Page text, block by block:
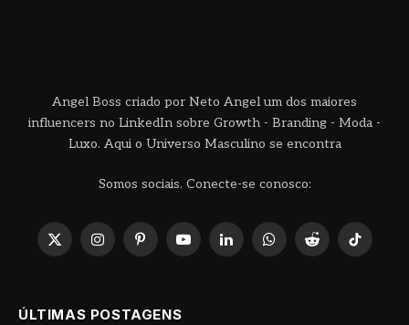
Angel Boss criado por Neto Angel um dos maiores
influencers no LinkedIn sobre Growth - Branding - Moda -
Luxo. Aqui o Universo Masculino se encontra
Somos sociais. Conecte-se conosco:
X
InstagramPinterestYouTubeLinkedInWhatsApp
Reddit TikTok
ÚLTIMAS POSTAGENS